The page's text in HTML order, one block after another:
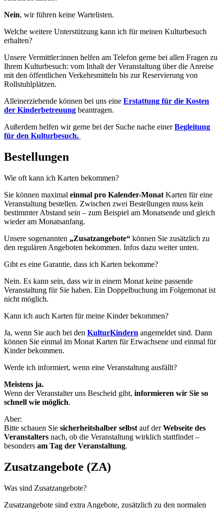
Nein, wir führen keine Wartelisten.
Welche weitere Unterstützung kann ich für meinen Kulturbesuch
erhalten?
Unsere Vermittler:innen helfen am Telefon gerne bei allen Fragen zu
Ihrem Kulturbesuch: vom Inhalt der Veranstaltung über die Anreise
mit den öffentlichen Verkehrsmitteln bis zur Reservierung von
Rollstuhlplätzen.
Alleinerziehende können bei uns eine Erstattung für die Kosten
der Kinderbetreuung beantragen.
Außerdem helfen wir gerne bei der Suche nache einerBegleitung
für den Kulturbesuch.
Bestellungen
Wie oft kann ich Karten bekommen?
Sie können maximal einmal pro Kalender-Monat Karten für eine
Veranstaltung bestellen. Zwischen zwei Bestellungen muss kein
bestimmter Abstand sein – zum Beispiel am Monatsende und gleich
wieder am Monatsanfang.
Unsere sogenannten „Zusatzangebote“ können Sie zusätzlich zu
den regulären Angeboten bekommen. Infos dazu weiter unten.
Gibt es eine Garantie, dass ich Karten bekomme?
Nein. Es kann sein, dass wir in einem Monat keine passende
Veranstaltung für Sie haben. Ein Doppelbuchung im Folgemonat ist
nicht möglich.
Kann ich auch Karten für meine Kinder bekommen?
Ja, wenn Sie auch bei den KulturKindern angemeldet sind. Dann
können Sie einmal im Monat Karten für Erwachsene und einmal für
Kinder bekommen.
Werde ich informiert, wenn eine Veranstaltung ausfällt?
Meistens ja.
Wenn der Veranstalter uns Bescheid gibt, informieren wir Sie so
schnell wie möglich.
Aber:
Bitte schauen Sie sicherheitshalber selbst auf derWebseite des
Veranstalters nach, ob die Veranstaltung wirklich stattfindet –
besonders am Tag der Veranstaltung.
Zusatzangebote (ZA)
Was sind Zusatzangebote?
Zusatzangebote sind extra Angebote, zusätzlich zu den normalen